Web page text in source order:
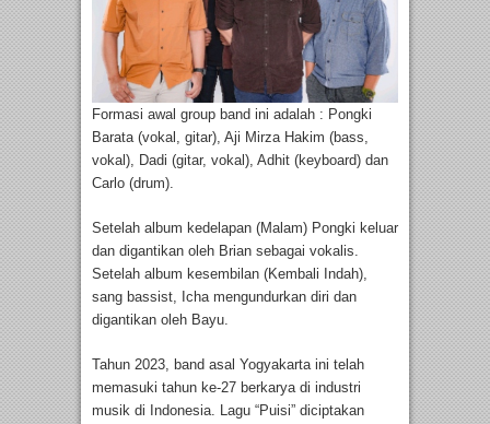
Formasi awal group band ini adalah : Pongki
Barata (vokal, gitar), Aji Mirza Hakim (bass,
vokal), Dadi (gitar, vokal), Adhit (keyboard) dan
Carlo (drum).
Setelah album kedelapan (Malam) Pongki keluar
dan digantikan oleh Brian sebagai vokalis.
Setelah album kesembilan (Kembali Indah),
sang bassist, Icha mengundurkan diri dan
digantikan oleh Bayu.
Tahun 2023, band asal Yogyakarta ini telah
memasuki tahun ke-27 berkarya di industri
musik di Indonesia. Lagu “Puisi” diciptakan